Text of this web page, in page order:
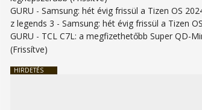
GURU -Samsung: hét évig frissül a Tizen OS
z legends 3 -Samsung: hét évig frissül a Tizen
GURU - TCL C7L: a megfizethetőbb Super QD-
(Frissítve)
HIRDETÉS